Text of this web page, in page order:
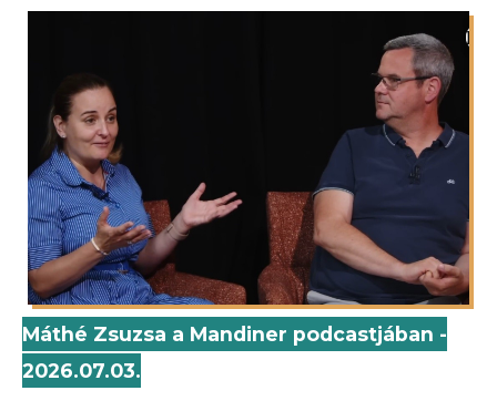
Máthé Zsuzsa a Mandiner podcastjában -
2026.07.03.